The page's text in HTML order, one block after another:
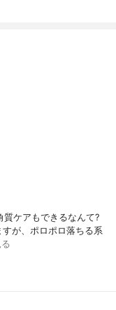
ケアもできるなんて?
が、ポロポロ落ちる系